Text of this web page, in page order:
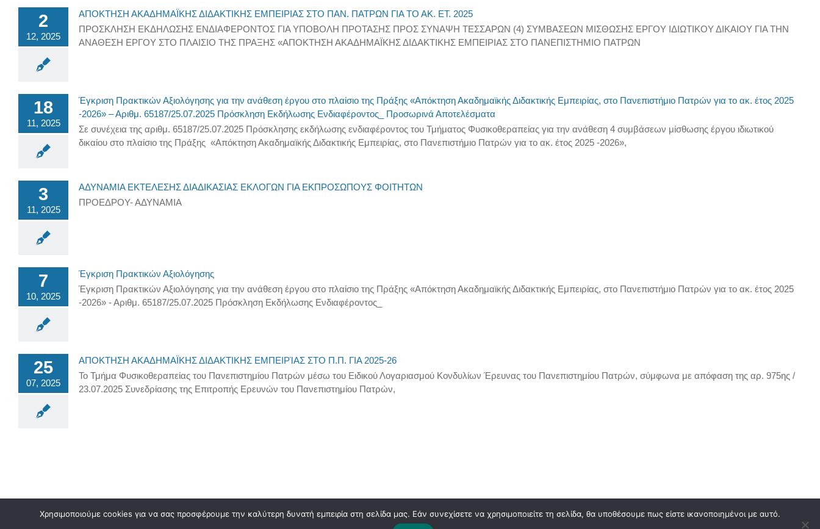
2
12, 2025
ΑΠΟΚΤΗΣΗ ΑΚΑΔΗΜΑΪΚΗΣ ΔΙΔΑΚΤΙΚΗΣ ΕΜΠΕΙΡΙΑΣ ΣΤΟ ΠΑΝ. ΠΑΤΡΩΝ ΓΙΑ ΤΟ ΑΚ. ΕΤ. 2025
ΠΡΟΣΚΛΗΣΗ ΕΚΔΗΛΩΣΗΣ ΕΝΔΙΑΦΕΡΟΝΤΟΣ ΓΙΑ ΥΠΟΒΟΛΗ ΠΡΟΤΑΣΗΣ ΠΡΟΣ ΣΥΝΑΨΗ ΤΕΣΣΑΡΩΝ (4) ΣΥΜΒΑΣΕΩΝ ΜΙΣΘΩΣΗΣ ΕΡΓΟΥ ΙΔΙΩΤΙΚΟΥ ΔΙΚΑΙΟΥ ΓΙΑ ΤΗΝ
ΑΝΑΘΕΣΗ ΕΡΓΟΥ ΣΤΟ ΠΛΑΙΣΙΟ ΤΗΣ ΠΡΑΞΗΣ «ΑΠΟΚΤΗΣΗ ΑΚΑΔΗΜΑΪΚΗΣ ΔΙΔΑΚΤΙΚΗΣ ΕΜΠΕΙΡΙΑΣ ΣΤΟ ΠΑΝΕΠΙΣΤΗΜΙΟ ΠΑΤΡΩΝ
18
11, 2025
Έγκριση Πρακτικών Αξιολόγησης για την ανάθεση έργου στο πλαίσιο της Πράξης «Απόκτηση Ακαδημαϊκής Διδακτικής Εμπειρίας, στο Πανεπιστήμιο Πατρών για το ακ. έτος 2025
-2026» – Αριθμ. 65187/25.07.2025 Πρόσκληση Εκδήλωσης Ενδιαφέροντος_ Προσωρινά Αποτελέσματα
Σε συνέχεια της αριθμ. 65187/25.07.2025 Πρόσκλησης εκδήλωσης ενδιαφέροντος του Τμήματος Φυσικοθεραπείας για την ανάθεση 4 συμβάσεων μίσθωσης έργου ιδιωτικού
δικαίου στο πλαίσιο της Πράξης «Απόκτηση Ακαδημαϊκής Διδακτικής Εμπειρίας, στο Πανεπιστήμιο Πατρών για το ακ. έτος 2025 -2026»,
3
11, 2025
ΑΔΥΝΑΜΙΑ ΕΚΤΕΛΕΣΗΣ ΔΙΑΔΙΚΑΣΙΑΣ ΕΚΛΟΓΩΝ ΓΙΑ ΕΚΠΡΟΣΩΠΟΥΣ ΦΟΙΤΗΤΩΝ
ΠΡΟΕΔΡΟΥ- ΑΔΥΝΑΜΙΑ
7
10, 2025
Έγκριση Πρακτικών Αξιολόγησης
Έγκριση Πρακτικών Αξιολόγησης για την ανάθεση έργου στο πλαίσιο της Πράξης «Απόκτηση Ακαδημαϊκής Διδακτικής Εμπειρίας, στο Πανεπιστήμιο Πατρών για το ακ. έτος 2025
-2026» - Αριθμ. 65187/25.07.2025 Πρόσκληση Εκδήλωσης Ενδιαφέροντος_
25
07, 2025
ΑΠΟΚΤΗΣΗ ΑΚΑΔΗΜΑΪΚΗΣ ΔΙΔΑΚΤΙΚΗΣ ΕΜΠΕΙΡΊΑΣ ΣΤΟ Π.Π. ΓΙΑ 2025-26
Το Τμήμα Φυσικοθεραπείας του Πανεπιστημίου Πατρών μέσω του Ειδικού Λογαριασμού Κονδυλίων Έρευνας του Πανεπιστημίου Πατρών, σύμφωνα με απόφαση της αρ. 975ης /
23.07.2025 Συνεδρίασης της Επιτροπής Ερευνών του Πανεπιστημίου Πατρών,
Χρησιμοποιούμε cookies για να σας προσφέρουμε την καλύτερη δυνατή εμπειρία στη σελίδα μας. Εάν συνεχίσετε να χρησιμοποιείτε τη σελίδα, θα υποθέσουμε πως είστε ικανοποιημένοι με αυτό.